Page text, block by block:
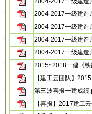
2004-2017一级建造
2004-2017一级建造
2004-2017一级建造
2004-2017一级建造
2015~2018一建《
【建工云团队】
第三波喜报一建成绩
【喜报】2017建工